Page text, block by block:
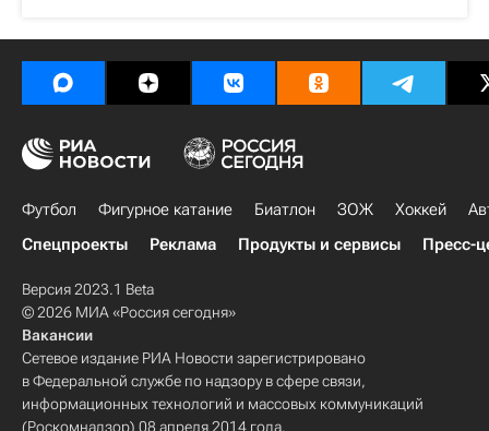
Футбол Фигурное катание Биатлон ЗОЖ Хоккей
Спецпроекты
Реклама Продукты и сервисы Пресс-
Версия 2023.1 Beta
© 2026 МИА «Россия сегодня»
Вакансии
Сетевое издание РИА Новости зарегистрировано
в Федеральной службе по надзору в сфере связи,
информационных технологий и массовых коммуникаций
(Роскомнадзор) 08 апреля 2014 года.